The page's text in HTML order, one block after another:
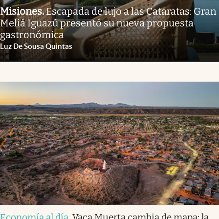
Misiones.Escapada de lujo a las Cataratas: Gran
Meliá Iguazú presentó su nueva propuesta
gastronómica
Luz De Sousa Quintas